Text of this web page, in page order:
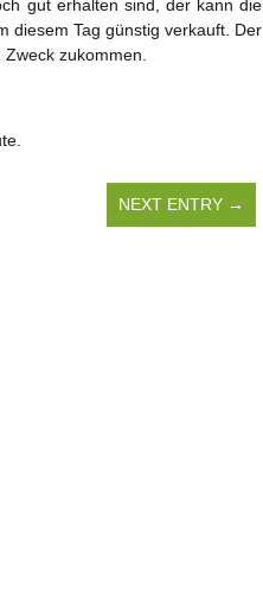
gut erhalten sind, der kann die
diesem Tag günstig verkauft. Der
zukommen.
NEXT ENTRY →